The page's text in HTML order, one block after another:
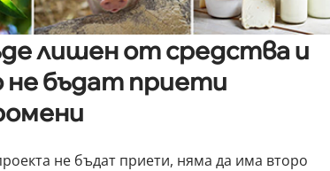
лишен от средства и
не бъдат приети
не бъдат приети, няма да има второ